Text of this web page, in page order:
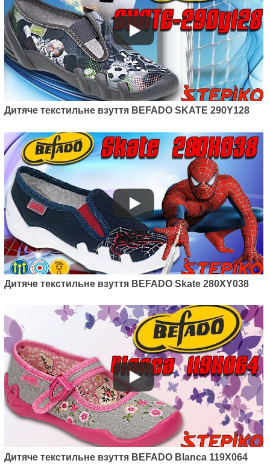
Артикул: 290X221
Дитячі текстильні мокасини
Befado Skate 290X221
495грн.
Дитяче текстильне взуття BEFADO SKATE 290Y128
Дитяче текстильне взуття BEFADO Skate 280XY038
Дитяче текстильне взуття BEFADO Blanca 119X064